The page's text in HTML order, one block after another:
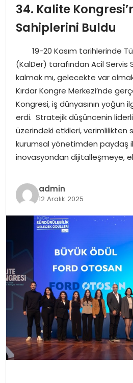
EĞITIM
GÜNDEM
MAGAZIN
34. Kalite
Sahiplerini Buldu
19-20 Kasım tarihlerinde
(KalDer) tarafından Acil
kalmak mı, gelecekte var
Kırdar Kongre Merkezi’nde
Kongresi, iş dünyasının yoğun
erdi. Stratejik düşüncenin
üzerindeki etkileri, verimlilikten
kurumsal yönetimden paydaş
inovasyondan dijitalleşmeye,
admin
12 Aralık 2025